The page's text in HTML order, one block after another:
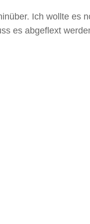
Ich wollte es
es abgeflext